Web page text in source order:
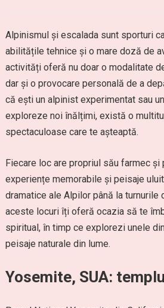
Alpinismul și escalada sunt sporturi
abilitățile tehnice și o mare doză de
activități oferă nu doar o modalitate
dar și o provocare personală de a
că ești un alpinist experimentat sau
exploreze noi înălțimi, există o
spectaculoase care te așteaptă.
Fiecare loc are propriul său farmec
experiențe memorabile și peisaje
dramatice ale Alpilor până la turnurile
aceste locuri îți oferă ocazia să te
spiritual, în timp ce explorezi unele
peisaje naturale din lume.
Yosemite, SUA: